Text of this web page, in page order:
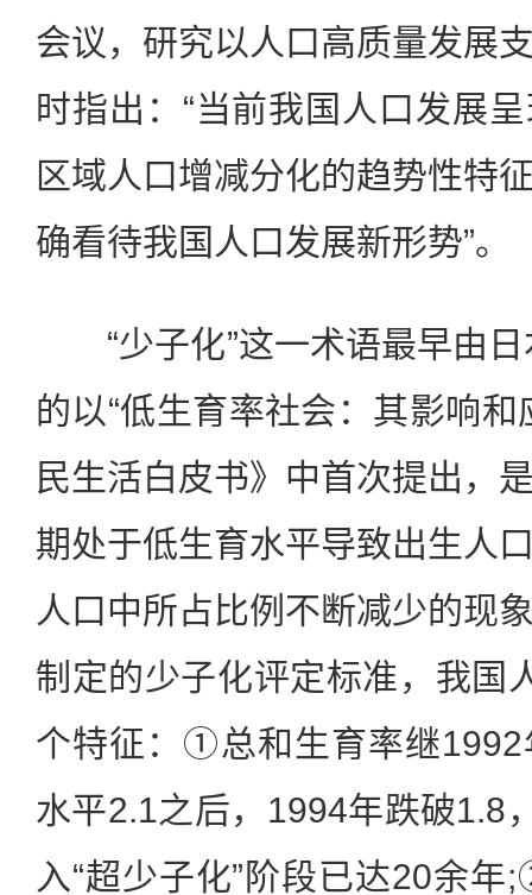
会议，研究以人口高质量发展
时指出：“当前我国人口发展
区域人口增减分化的趋势性特
确看待我国人口发展新形势”。
“少子化”这一术语最早由日
的以“低生育率社会：其影响
民生活白皮书》中首次提出，
期处于低生育水平导致出生人
人口中所占比例不断减少的现
制定的少子化评定标准，我国
个特征：①总和生育率继
水平2.1之后，1994年跌破1.8
入“超少子化”阶段已达20余